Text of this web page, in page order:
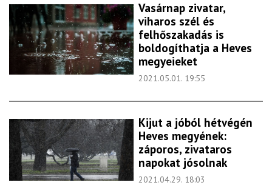
Vasárnap zivatar,
viharos szél és
felhőszakadás is
boldogíthatja a Heves
megyeieket
2021.05.01. 19:55
Kijut a jóból hétvégén
Heves megyének:
záporos, zivataros
napokat jósolnak
2021.04.29. 18:03